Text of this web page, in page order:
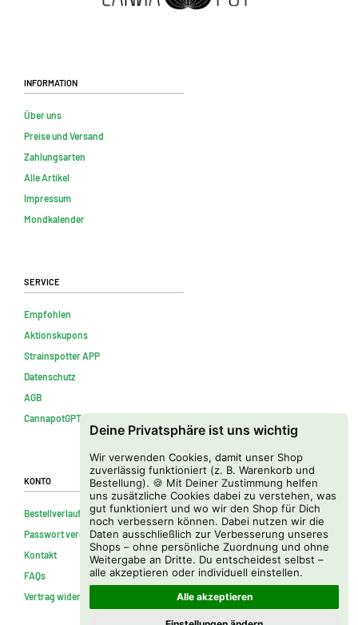
Deine Privatsphäre ist uns wichtig
Wir verwenden Cookies, damit unser Shop
zuverlässig funktioniert (z. B. Warenkorb und
Bestellung). 🍪 Mit Deiner Zustimmung helfen
uns zusätzliche Cookies dabei zu verstehen, was
gut funktioniert und wo wir den Shop für Dich
noch verbessern können. Dabei nutzen wir die
Daten ausschließlich zur Verbesserung unseres
Shops – ohne persönliche Zuordnung und ohne
Weitergabe an Dritte. Du entscheidest selbst –
alle akzeptieren oder individuell einstellen.
Alle akzeptieren
Information
Über uns
Preise und Versand
Zahlungsarten
Alle Artikel
Impressum
Mondkalender
Service
Empfohlen
Aktionskupons
Strainspotter APP
Datenschutz
AGB
CannapotGPT – Seedberater
Konto
Bestellverlauf
Passwort vergessen
Kontakt
FAQs
Vertrag widerrufen